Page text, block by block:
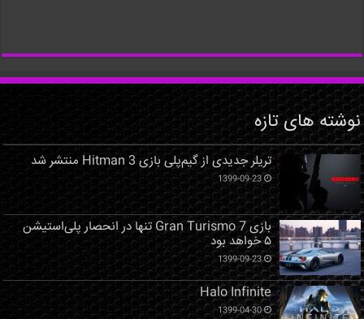
نوشته های تازه
تریلر جدیدی از گیم‌پلی بازی Hitman 3 منتشر شد
1399-09-23
بازی Gran Turismo 7 تنها در انحصار پلی‌استیشن
۵ خواهد بود
1399-09-23
Halo Infinite
1399-04-30